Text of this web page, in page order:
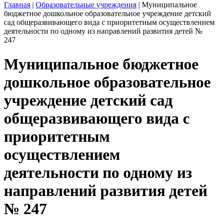
Главная | Образовательные учреждения | Муниципальное
бюджетное дошкольное образовательное учреждение детский
сад общеразвивающего вида с приоритетным осуществлением
деятельности по одному из направлений развития детей №
247
Муниципальное бюджетное
дошкольное образовательное
учреждение детский сад
общеразвивающего вида с
приоритетным
осуществлением
деятельности по одному из
направлений развития детей
№ 247